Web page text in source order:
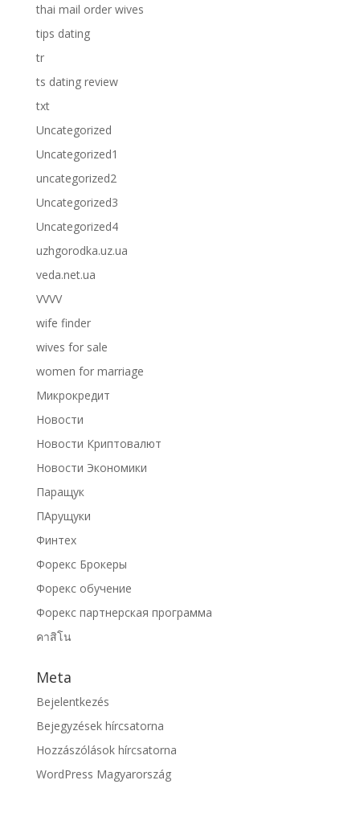
thai mail order wives
tips dating
tr
ts dating review
txt
Uncategorized
Uncategorized1
uncategorized2
Uncategorized3
Uncategorized4
uzhgorodka.uz.ua
veda.net.ua
VVVV
wife finder
wives for sale
women for marriage
Микрокредит
Новости
Новости Криптовалют
Новости Экономики
Паращук
ПАрущуки
Финтех
Форекс Брокеры
Форекс обучение
Форекс партнерская программа
คาสิโน
Meta
Bejelentkezés
Bejegyzések hírcsatorna
Hozzászólások hírcsatorna
WordPress Magyarország